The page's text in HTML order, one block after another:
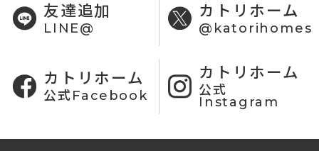
友達追加
LINE@
カトリホーム
@katorihomes
カトリホーム
公式Facebook
カトリホーム
公式
Instagram